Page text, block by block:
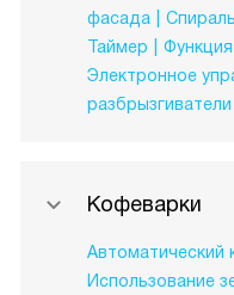
фасада
Таймер
Электронное
разбрызгиватели
Кофеварки
Автоматический
Использование